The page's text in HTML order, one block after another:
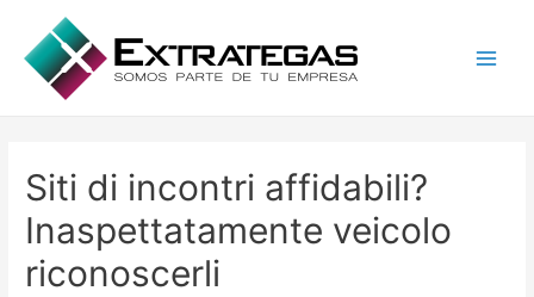
Siti di incontri affidabili?
Inaspettatamente veicolo
riconoscerli